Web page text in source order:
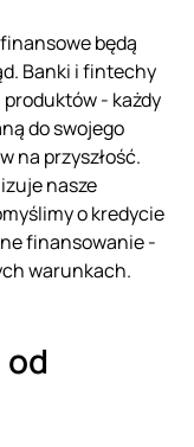
będą
Banki i fintechy
- każdy
do swojego
na przyszłość.
nasze
o kredycie
finansowanie -
warunkach.
od